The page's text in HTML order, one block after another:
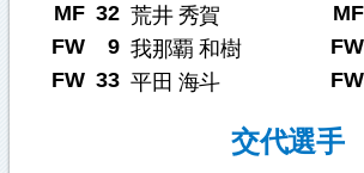
MF 32 荒井 秀賀
FW
9 我那覇 和樹
FW 33 平田 海斗
MF
FW
FW
交代選手